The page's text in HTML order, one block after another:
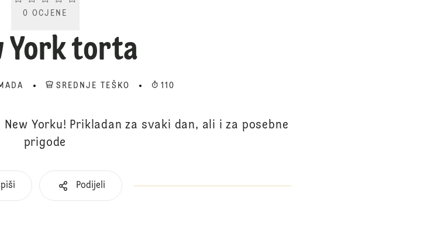
0 OCJENE
York torta
SREDNJE TEŠKO 110
Yorku! Prikladan za svaki dan, ali i za posebne
prigode
Podijeli